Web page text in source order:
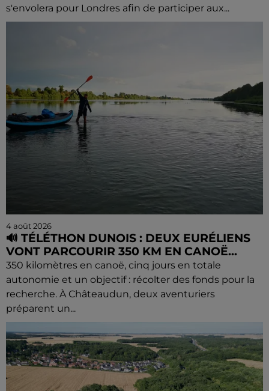
s'envolera pour Londres afin de participer aux...
4 août 2026
🔊 TÉLÉTHON DUNOIS : DEUX EURÉLIENS
VONT PARCOURIR 350 KM EN CANOË...
350 kilomètres en canoë, cinq jours en totale
autonomie et un objectif : récolter des fonds pour la
recherche. À Châteaudun, deux aventuriers
préparent un...